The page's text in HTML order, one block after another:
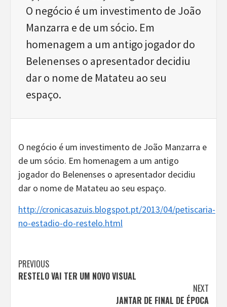
O negócio é um investimento de João
Manzarra e de um sócio. Em
homenagem a um antigo jogador do
Belenenses o apresentador decidiu
dar o nome de Matateu ao seu
espaço.
O negócio é um investimento de João Manzarra e
de um sócio. Em homenagem a um antigo
jogador do Belenenses o apresentador decidiu
dar o nome de Matateu ao seu espaço.
http://cronicasazuis.blogspot.pt/2013/04/petiscaria-
no-estadio-do-restelo.html
Continue
Reading
PREVIOUS
RESTELO VAI TER UM NOVO VISUAL
NEXT
JANTAR DE FINAL DE ÉPOCA